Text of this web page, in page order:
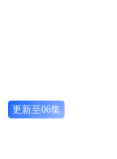
更新至06集